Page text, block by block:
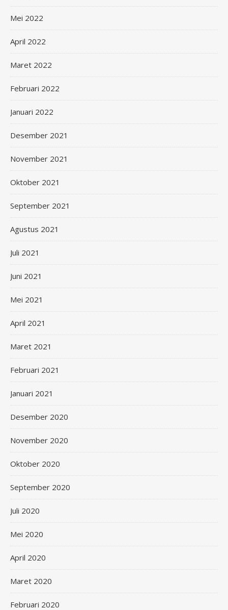
Mei 2022
April 2022
Maret 2022
Februari 2022
Januari 2022
Desember 2021
November 2021
Oktober 2021
September 2021
Agustus 2021
Juli 2021
Juni 2021
Mei 2021
April 2021
Maret 2021
Februari 2021
Januari 2021
Desember 2020
November 2020
Oktober 2020
September 2020
Juli 2020
Mei 2020
April 2020
Maret 2020
Februari 2020